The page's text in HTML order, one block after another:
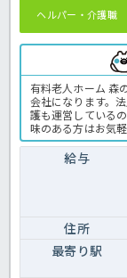
ヘルパー・介護職
有料老人ホーム 森
会社になります。
護も運営している
味のある方はお気
での介護業務全般
給与
住所
最寄り駅